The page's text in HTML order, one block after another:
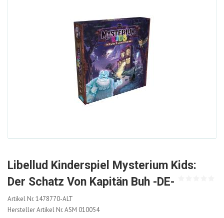
Libellud Kinderspiel Mysterium Kids:
Der Schatz Von Kapitän Buh -DE-
1478770-
ALT
Artikel Nr.1478770-ALT
Hersteller Artikel Nr.ASM 010054